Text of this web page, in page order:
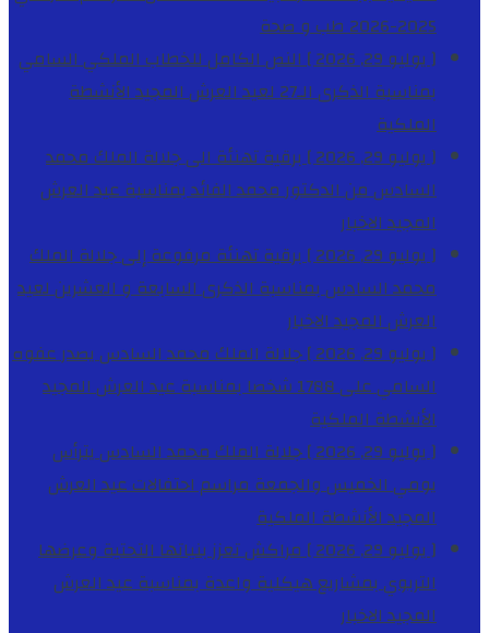
2025-2026
طب و صحة
[ يوليو 29, 2026 ]
النص الكامل للخطاب الملكي السامي
بمناسبة الذكرى الـ27 لعيد العرش المجيد
الأنشطة
الملكية
[ يوليو 29, 2026 ]
برقية تهنئة الى جلالة الملك محمد
السادس من الدكتور محمد الفائد بمناسبة عيد العرش
المجيدالاخبار
[ يوليو 29, 2026 ]
برقية تهنئة مرفوعة إلى جلالة الملك
محمد السادس بمناسبة الذكرى السابعة و العشرين لعيد
العرش المجيدالاخبار
[ يوليو 29, 2026 ]
جلالة الملك محمد السادس يصدر عفوه
السامي على 1788 شخصا بمناسبة عيد العرش المجيد
الأنشطة الملكية
[ يوليو 29, 2026 ]
جلالة الملك محمد السادس يترأس
يومي الخميس والجمعة مراسم احتفالات عيد العرش
المجيدالأنشطة الملكية
[ يوليو 29, 2026 ]
مراكش تعزز بنياتها التحتية وعرضها
التربوي بمشاريع هيكلية واعدة بمناسبة عيد العرش
المجيدالاخبار